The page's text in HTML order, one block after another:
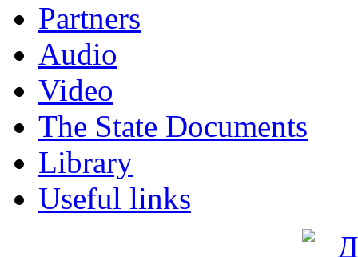
Partners
Audio
Video
The State Documents
Library
Useful links